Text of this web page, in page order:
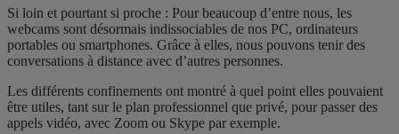
Si loin et pourtant si proche : Pour beaucoup d’entre nous, les
webcams sont désormais indissociables de nos PC, ordinateurs
portables ou smartphones. Grâce à elles, nous pouvons tenir des
conversations à distance avec d’autres personnes.
Les différents confinements ont montré à quel point elles pouvaient
être utiles, tant sur le plan professionnel que privé, pour passer des
appels vidéo, avec Zoom ou Skype par exemple.